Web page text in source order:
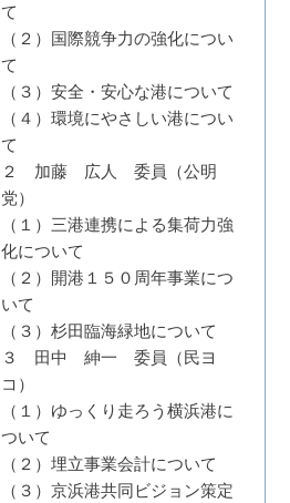
て
（２）国際競争力の強化につい
て
（３）安全・安心な港について
（４）環境にやさしい港につい
て
２ 加藤 広人 委員（公明
党）
（１）三港連携による集荷力強
化について
（２）開港１５０周年事業につ
いて
（３）杉田臨海緑地について
３ 田中 紳一 委員（民ヨ
コ）
（１）ゆっくり走ろう横浜港に
ついて
（２）埋立事業会計について
（３）京浜港共同ビジョン策定